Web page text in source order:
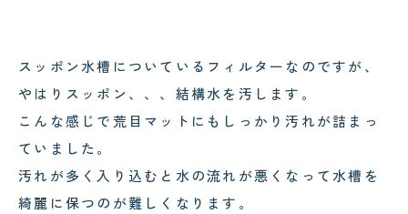
スッポン水槽についているフィルターなのですが、
やはりスッポン、、、結構水を汚します。
こんな感じで荒目マットにもしっかり汚れが詰まっ
ていました。
汚れが多く入り込むと水の流れが悪くなって水槽を
綺麗に保つのが難しくなります。